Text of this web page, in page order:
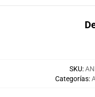
SKU:
Categorías: